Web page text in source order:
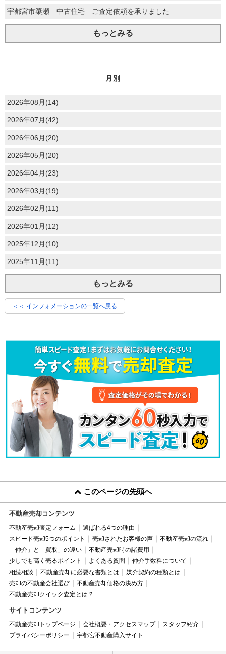
宇都宮市簗瀬 中古住宅 ご査定依頼を承りました
もっとみる
月別
2026年08月(14)
2026年07月(42)
2026年06月(20)
2026年05月(20)
2026年04月(23)
2026年03月(19)
2026年02月(11)
2026年01月(12)
2025年12月(10)
2025年11月(11)
もっとみる
＜＜ インフォメーションの一覧へ戻る
このページの先頭へ
不動産売却コンテンツ
不動産売却査定フォーム
選ばれる4つの理由
スピード売却5つのポイント
売却されたお客様の声
不動産売却の流れ
「仲介」と「買取」の違い
不動産売却時の諸費用
少しでも高く売るポイント
よくある質問
仲介手数料について
相続相談
不動産売却に必要な書類とは
媒介契約の種類とは
売却の不動産会社選び
不動産売却価格の決め方
不動産売却クイック査定とは？
サイトコンテンツ
不動産売却トップページ 会社概要・アクセスマップ
スタッフ紹介
プライバシーポリシー
宇都宮不動産購入サイト